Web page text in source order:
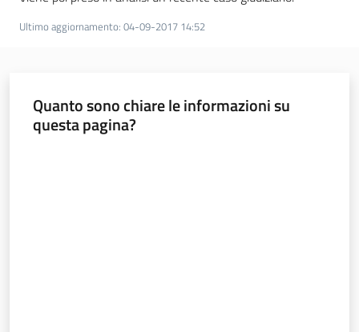
Regione
Ultimo aggiornamento: 04-09-2017 14:52
Quanto sono chiare le informazioni su
questa pagina?